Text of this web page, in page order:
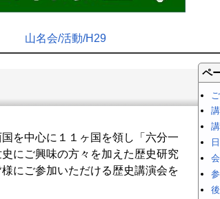
山名会​/活動​/H29
ペ
を中心に１１ヶ国を領し「六分一
にご興味の方々を加えた歴史研究
にご参加いただける歴史講演会を